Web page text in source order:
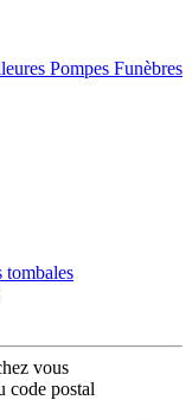
Pompes Funèbres
tombales
vous
code postal